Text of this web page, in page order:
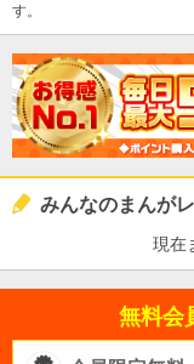
す。
みんなのまんが
現在
無料会